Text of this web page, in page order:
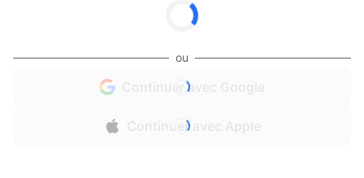
ou
Continuer avec Google
Continuer avec Apple